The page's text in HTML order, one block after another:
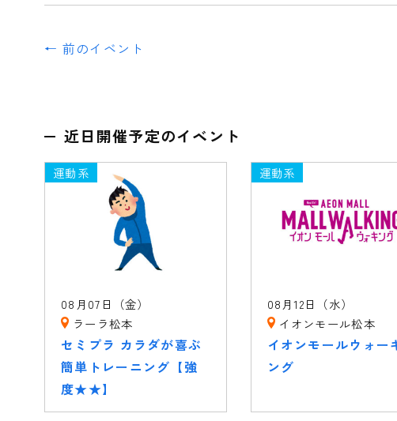
← 前のイベント
近日開催予定のイベント
運動系
08月07日（金）
ラーラ松本
セミプラ カラダが喜ぶ
簡単トレーニング【強
度★★】
運動系
08月12日（水）
イオンモール松本
イオンモールウォー
ング